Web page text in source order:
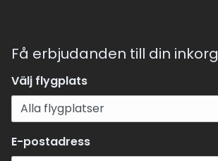
Få erbjudanden till din inkorg
Välj flygplats
E-postadress